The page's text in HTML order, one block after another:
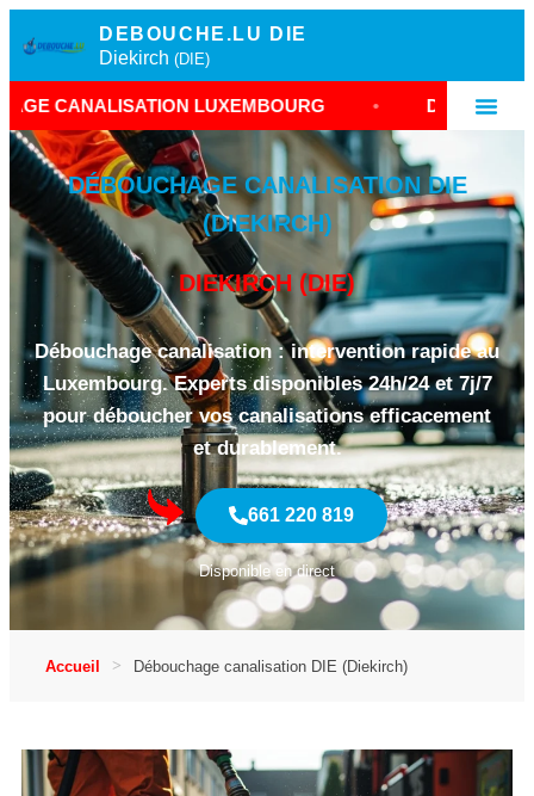
DEBOUCHE.LU DIE
Diekirch (DIE)
LUXEMBOURG • DÉBOUCHAGE
DÉBOUCHAGE CANALISATION DIE
(DIEKIRCH)
DIEKIRCH (DIE)
Débouchage canalisation : intervention rapide au
Luxembourg. Experts disponibles 24h/24 et 7j/7
pour déboucher vos canalisations efficacement
et durablement.
661 220 819
Disponible en direct
Accueil Débouchage canalisation DIE (Diekirch)